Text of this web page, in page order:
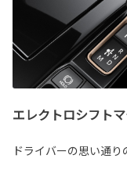
エレクトロシフト
ドライバーの思い通り